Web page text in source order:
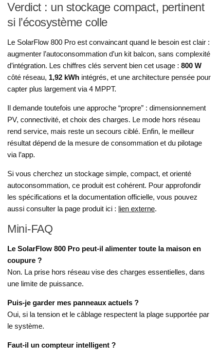
Verdict : un stockage compact, pertinent
si l’écosystème colle
Le SolarFlow 800 Pro est convaincant quand le besoin est clair :
augmenter l’autoconsommation d’un kit balcon, sans complexité
d’intégration. Les chiffres clés servent bien cet usage : 800 W
côté réseau, 1,92 kWh intégrés, et une architecture pensée pour
capter plus largement via 4 MPPT.
Il demande toutefois une approche “propre” : dimensionnement
PV, connectivité, et choix des charges. Le mode hors réseau
rend service, mais reste un secours ciblé. Enfin, le meilleur
résultat dépend de la mesure de consommation et du pilotage
via l’app.
Si vous cherchez un stockage simple, compact, et orienté
autoconsommation, ce produit est cohérent. Pour approfondir
les spécifications et la documentation officielle, vous pouvez
aussi consulter la page produit ici : lien externe.
Mini-FAQ
Le SolarFlow 800 Pro peut-il alimenter toute la maison en
coupure ?
Non. La prise hors réseau vise des charges essentielles, dans
une limite de puissance.
Puis-je garder mes panneaux actuels ?
Oui, si la tension et le câblage respectent la plage supportée par
le système.
Faut-il un compteur intelligent ?